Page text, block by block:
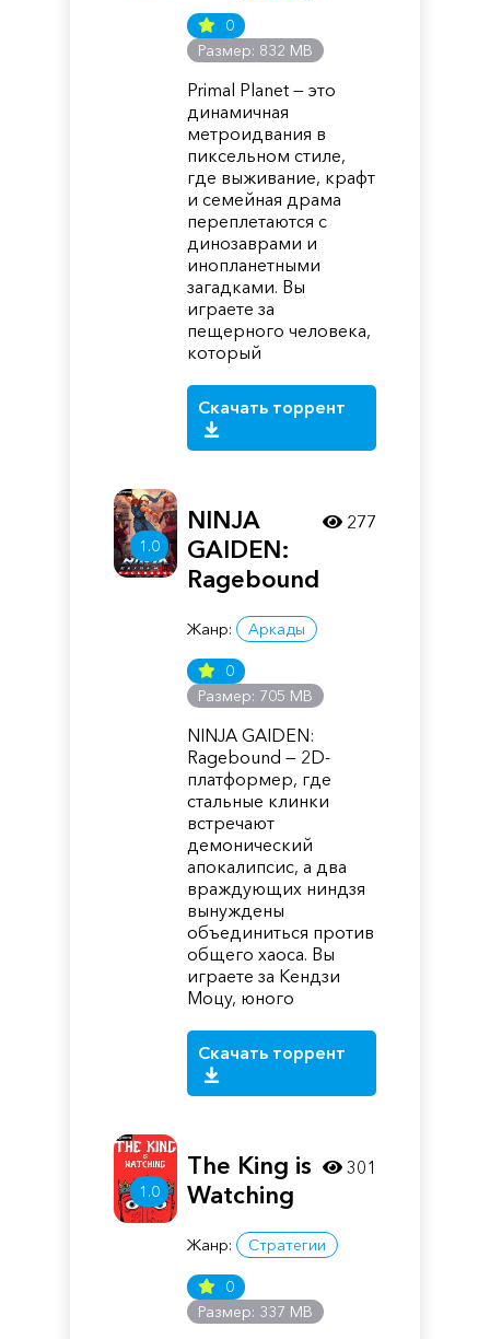
0
Размер: 832 MB
Primal Planet — это
динамичная
метроидвания в
пиксельном стиле,
где выживание, крафт
и семейная драма
переплетаются с
динозаврами и
инопланетными
загадками. Вы
играете за
пещерного человека,
который
Скачать торрент
1.0
NINJA
GAIDEN:
Ragebound
Жанр: Аркады
0
Размер: 705 MB
NINJA GAIDEN:
Ragebound — 2D-
платформер, где
стальные клинки
встречают
демонический
апокалипсис, а два
враждующих ниндзя
вынуждены
объединиться против
общего хаоса. Вы
играете за Кендзи
Моцу, юного
Скачать торрент
277
1.0
The King is
Watching
Жанр: Стратегии
0
Размер: 337 MB
301